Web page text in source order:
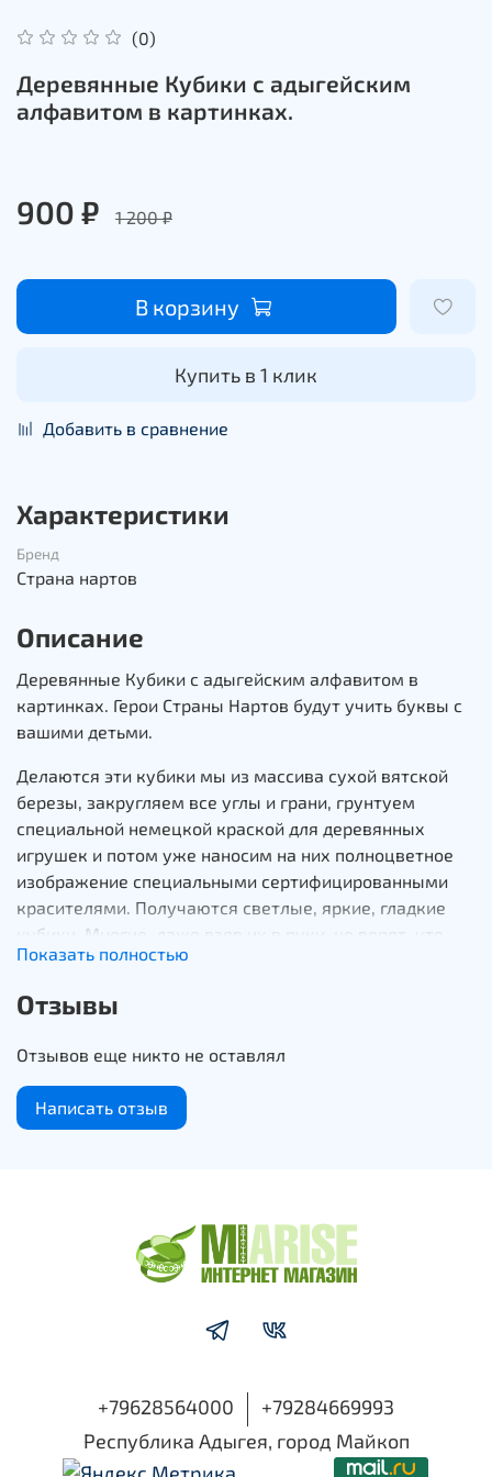
(0)
Деревянные Кубики с адыгейским
алфавитом в картинках.
900 ₽ 1 200 ₽
В корзину
Купить в 1 клик
Добавить в сравнение
Характеристики
Бренд
Страна нартов
Описание
Деревянные Кубики с адыгейским алфавитом в
картинках. Герои Страны Нартов будут учить буквы с
вашими детьми.
Делаются эти кубики мы из массива сухой вятской
березы, закругляем все углы и грани, грунтуем
специальной немецкой краской для деревянных
игрушек и потом уже наносим на них полноцветное
изображение специальными сертифицированными
красителями. Получаются светлые, яркие, гладкие
кубики. Многие, даже взяв их в руки, не верят, что
они сделаны из дерева. Изображения на кубиках,
самые «свежие», тщательно отобранные и
Благодаря красочным изображениям на деталях
малыш будет усваивать информацию куда быстрее!
Картинки с буквами задействуют ассоциативную
входит 12 предметов.
Показать полностью
Отзывы
Отзывов еще никто не оставлял
Написать отзыв
+79628564000
+79284669993
Республика Адыгея, город Майкоп